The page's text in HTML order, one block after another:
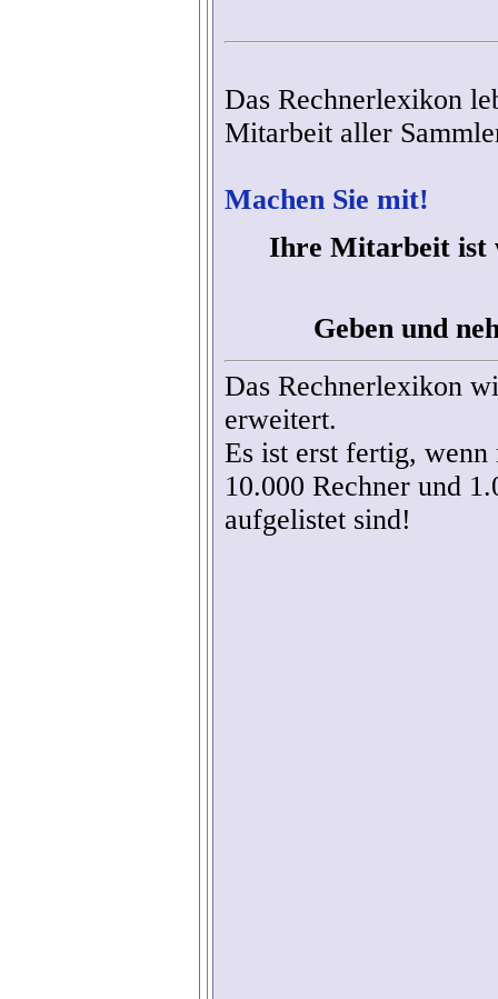
Das Rechnerlexikon
Mitarbeit aller
Machen Sie mit!
Ihre Mitarbeit ist
Geben und
Das Rechnerlexikon
erweitert.
Es ist erst fertig, wenn
10.000 Rechner und
aufgelistet sind!